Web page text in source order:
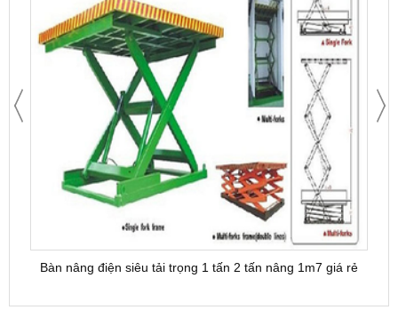
Bàn nâng điện siêu tải trọng 1 tấn 2 tấn nâng 1m7 giá rẻ